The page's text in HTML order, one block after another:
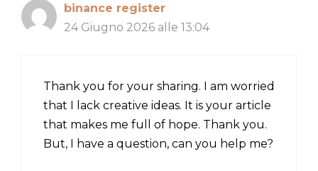
binance register
24 Giugno 2026 alle 13:04
Thank you for your sharing. I am worried
that I lack creative ideas. It is your article
that makes me full of hope. Thank you.
But, I have a question, can you help me?